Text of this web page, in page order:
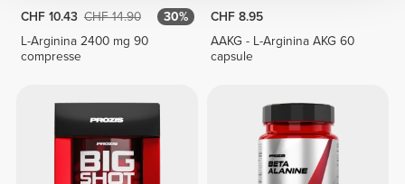
CHF 10.43 CHF 14.90
30%
L-Arginina 2400 mg 90
compresse
CHF 8.95
AAKG - L-Arginina AKG 60
capsule